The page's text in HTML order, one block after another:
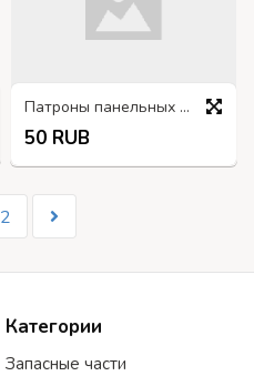
Патроны панельных ламп.
50 RUB
2
Категории
Запасные части